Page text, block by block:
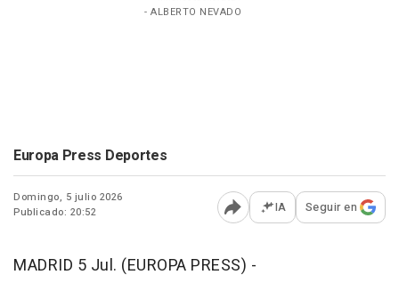
- ALBERTO NEVADO
Europa Press Deportes
Domingo, 5 julio 2026
Publicado: 20:52
Abrir opciones para
IA Seguir en
MADRID 5 Jul. (EUROPA PRESS) -